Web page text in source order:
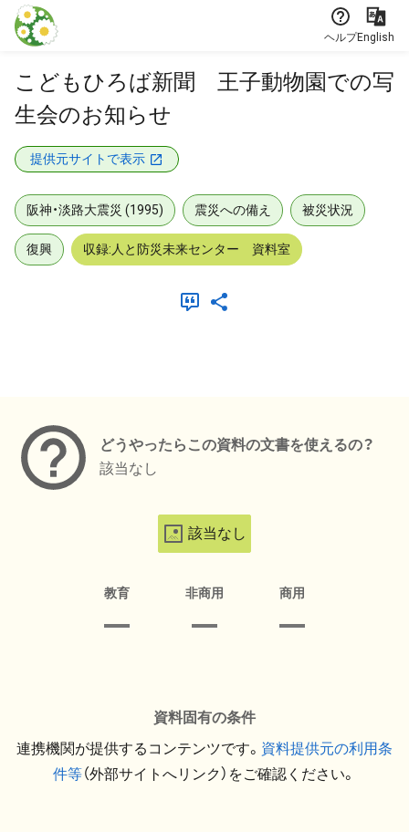
本文に飛ぶ
ヘルプEnglish
こどもひろば新聞 王子動物園での写
生会のお知らせ
提供元サイトで表示
阪神・淡路大震災 (1995) 震災への備え 被災状況
復興 収録:人と防災未来センター 資料室
どうやったらこの資料の文書を使えるの？
該当なし
該当なし
教育 非商用 商用
資料固有の条件
連携機関が提供するコンテンツです。 資料提供元の利用条
件等（外部サイトへリンク）をご確認ください。